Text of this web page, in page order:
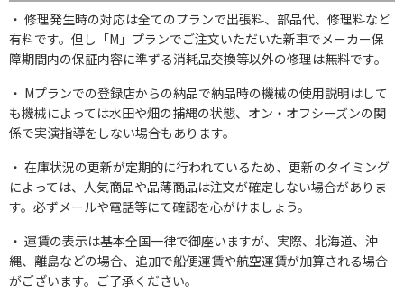
修理発生時の対応は全てのプランで出張料、部品代、修理料など
有料です。但し「M」プランでご注文いただいた新車でメーカー保
障期間内の保証内容に準ずる消耗品交換等以外の修理は無料です。
Mプランでの登録店からの納品で納品時の機械の使用説明はして
も機械によっては水田や畑の捕縄の状態、オン・オフシーズンの関
係で実演指導をしない場合もあります。
在庫状況の更新が定期的に行われているため、更新のタイミング
によっては、人気商品や品薄商品は注文が確定しない場合がありま
す。必ずメールや電話等にて確認を心がけましょう。
運賃の表示は基本全国一律で御座いますが、実際、北海道、沖
縄、離島などの場合、追加で船便運賃や航空運賃が加算される場合
がございます。ご了承ください。